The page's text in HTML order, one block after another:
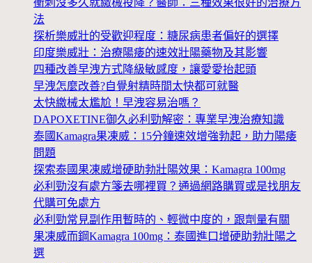
衝刺沒多久就繳械投降？醫師：三種效果很好的治療方
法
探析樂威壯的受歡迎程度：糖尿病患者偏好的選擇
印度樂威壯：治療陽痿的速效壯陽藥物及其影響
四種改善早洩方式降級敏感度，讓愛愛抬起頭
早洩怎麼改善?自覺射精時間太快都可就醫
太快繳械太尷尬！早洩容易治嗎？
DAPOXETINE御久必利勁解密：專業早洩治療知識
泰國Kamagra果凍威：15分鐘速效增強勃起，助力陽痿
問題
探索泰國果凍威增硬助勃壯陽效果：Kamagra 100mg
必利勁沒有處方箋去哪裡買？通過網路購買或是找朋友
代購可免處方
必利勁常見副作用暫時的、輕微中度的，跟劑量有關
果凍威而鋼Kamagra 100mg：泰國進口增硬助勃壯陽之
選